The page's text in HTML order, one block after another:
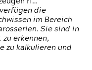
die
im Bereich
Sie sind in
erkennen,
zu kalkulieren und